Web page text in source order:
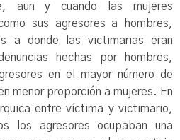
aun y cuando las mujeres
sus agresores a hombres,
a donde las victimarias eran
hechas por hombres,
en el mayor número de
menor proporción a mujeres. En
entre víctima y victimario,
los agresores ocupaban una